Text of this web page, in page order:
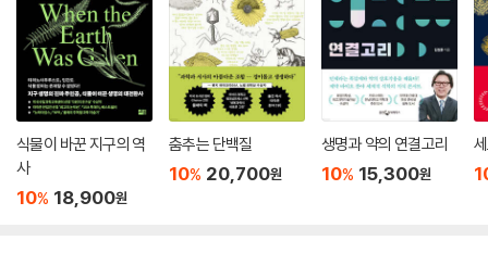
식물이 바꾼 지구의 역
사
10% 18,900원
춤추는 단백질
10% 20,700원
생명과 약의 연결고리
10% 15,300원